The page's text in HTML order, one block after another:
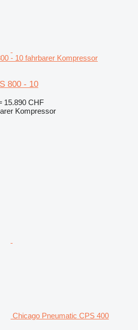
- 10 fahrbarer Kompressor
800 - 10
15.890 CHF
Kompressor
Chicago Pneumatic CPS 400